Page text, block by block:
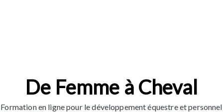
De Femme à Cheval
Formation en ligne pour le développement équestre et personnel